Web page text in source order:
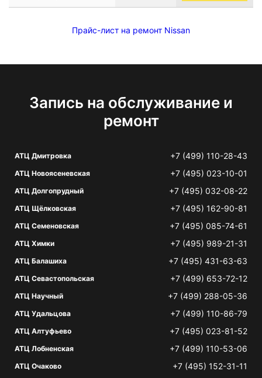
Прайс-лист на ремонт Nissan
Запись на обслуживание и
ремонт
АТЦ Дмитровка +7 (499) 110-28-43
АТЦ Новоясеневская +7 (495) 023-10-01
АТЦ Долгопрудный +7 (495) 032-08-22
АТЦ Щёлковская +7 (495) 162-90-81
АТЦ Семеновская +7 (495) 085-74-61
АТЦ Химки +7 (495) 989-21-31
АТЦ Балашиха +7 (495) 431-63-63
АТЦ Севастопольская +7 (499) 653-72-12
АТЦ Научный +7 (499) 288-05-36
АТЦ Удальцова +7 (499) 110-86-79
АТЦ Алтуфьево +7 (495) 023-81-52
АТЦ Лобненская +7 (499) 110-53-06
АТЦ Очаково +7 (495) 152-31-11